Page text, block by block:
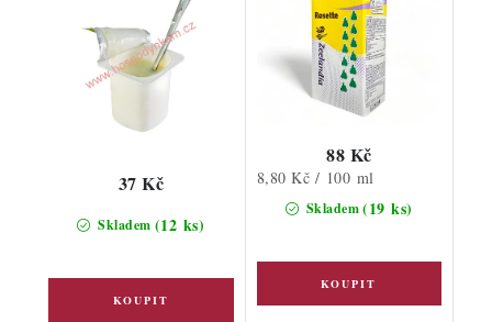
Skladem (12 ks)
37 Kč
Skladem(19 ks)
88 Kč
Měrná
cena:
8,80 Kč / 100 ml